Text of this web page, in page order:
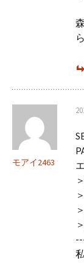
モアイ2463